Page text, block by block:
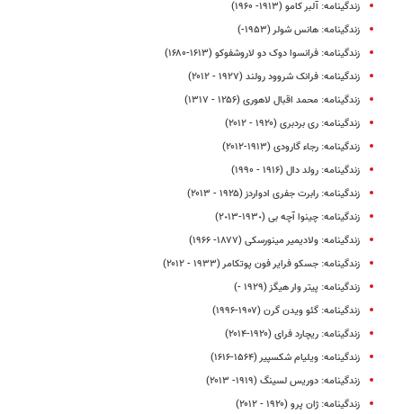
زندگینامه: آلبر کامو (۱۹۱۳- ۱۹۶۰)
زندگینامه: هانس شولر (۱۹۵۳-)
زندگینامه: فرانسوا دوک دو لاروشفوکو (۱۶۱۳-۱۶۸۰)
زندگینامه: فرانک شروود رولند (۱۹۲۷ - ۲۰۱۲)
زندگینامه: محمد اقبال لاهوری (۱۲۵۶ - ۱۳۱۷)
زندگینامه: ری بردبری (۱۹۲۰ - ۲۰۱۲)
زندگینامه: رجاء گارودی (۱۹۱۳-۲۰۱۲)
زندگینامه: رولد دال (۱۹۱۶ - ۱۹۹۰)
زندگینامه: رابرت جفری ادواردز (۱۹۲۵ - ۲۰۱۳)
زندگینامه: چینوا آچه بی (١٩٣٠-٢٠١٣)
زندگینامه: ولادیمیر مینورسکی (۱۸۷۷- ۱۹۶۶)
زندگینامه: جسکو فرایر فون پوتکامر (۱۹۳۳ - ۲۰۱۲)
زندگینامه: پیتر وار هیگز (۱۹۲۹ -)
زندگینامه: گئو ویدن گرن (۱۹۰۷-۱۹۹۶)
زندگینامه: ریچارد فرای (۱۹۲۰-۲۰۱۴)
زندگینامه: ویلیام شکسپیر (۱۵۶۴-۱۶۱۶)
زندگینامه: دوریس لسینگ (۱۹۱۹- ۲۰۱۳)
زندگینامه: ژان پرو (۱۹۲۰ - ۲۰۱۲)